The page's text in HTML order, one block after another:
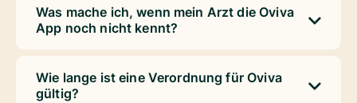
Was mache ich, wenn mein Arzt die Oviva
App noch nicht kennt?
Wie lange ist eine Verordnung für Oviva
gültig?